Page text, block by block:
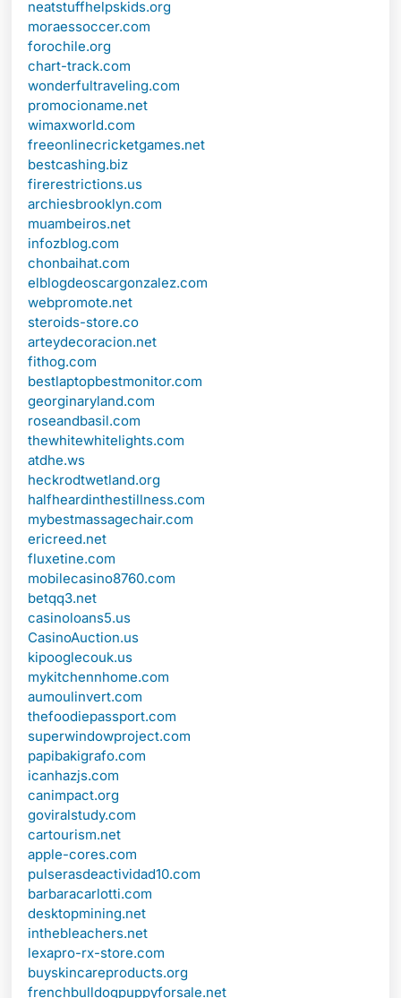
neatstuffhelpskids.org
moraessoccer.com
forochile.org
chart-track.com
wonderfultraveling.com
promocioname.net
wimaxworld.com
freeonlinecricketgames.net
bestcashing.biz
firerestrictions.us
archiesbrooklyn.com
muambeiros.net
infozblog.com
chonbaihat.com
elblogdeoscargonzalez.com
webpromote.net
steroids-store.co
arteydecoracion.net
fithog.com
bestlaptopbestmonitor.com
georginaryland.com
roseandbasil.com
thewhitewhitelights.com
atdhe.ws
heckrodtwetland.org
halfheardinthestillness.com
mybestmassagechair.com
ericreed.net
fluxetine.com
mobilecasino8760.com
betqq3.net
casinoloans5.us
CasinoAuction.us
kipooglecouk.us
mykitchennhome.com
aumoulinvert.com
thefoodiepassport.com
superwindowproject.com
papibakigrafo.com
icanhazjs.com
canimpact.org
goviralstudy.com
cartourism.net
apple-cores.com
pulserasdeactividad10.com
barbaracarlotti.com
desktopmining.net
inthebleachers.net
lexapro-rx-store.com
buyskincareproducts.org
frenchbulldogpuppyforsale.net